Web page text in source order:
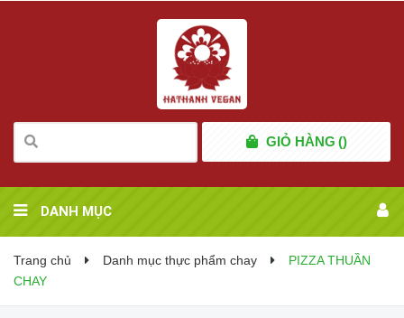
GIỎ HÀNG ()
DANH MỤC
Trang chủ Danh mục thực phẩm chay
PIZZA THUẦN
CHAY